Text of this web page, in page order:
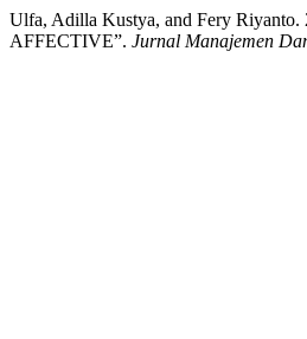
Ulfa, Adilla Kustya, and Fery
AFFECTIVE”. Jurnal Manajemen